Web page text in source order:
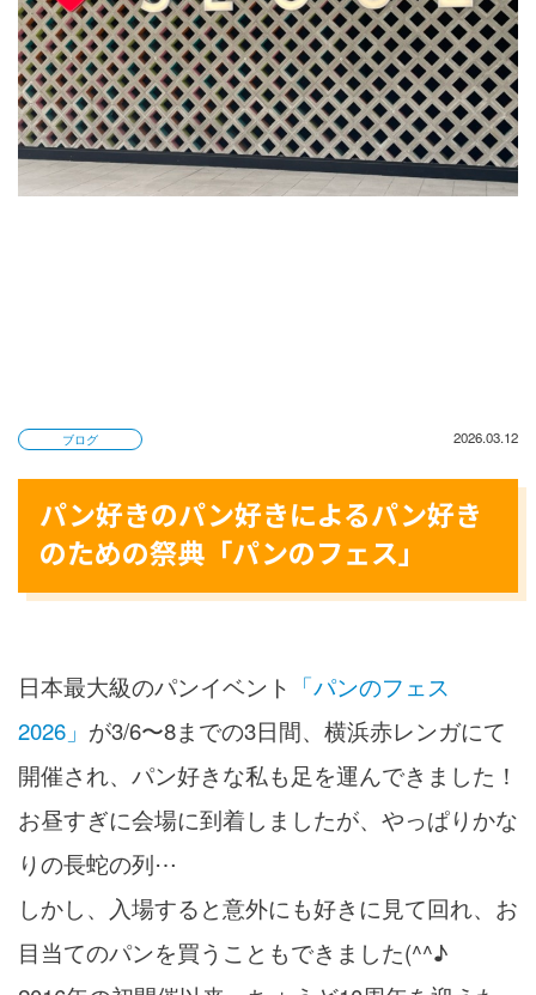
ブログ 2026.03.12
パン好きのパン好きによるパン好き
のための祭典「パンのフェス」
日本最大級のパンイベント 「パンのフェス
2026」 が3/6〜8までの3日間、横浜赤レンガにて
開催され、パン好きな私も足を運んできました！
お昼すぎに会場に到着しましたが、やっぱりかな
りの長蛇の列⋯
しかし、入場すると意外にも好きに見て回れ、お
目当てのパンを買うこともできました(^^♪